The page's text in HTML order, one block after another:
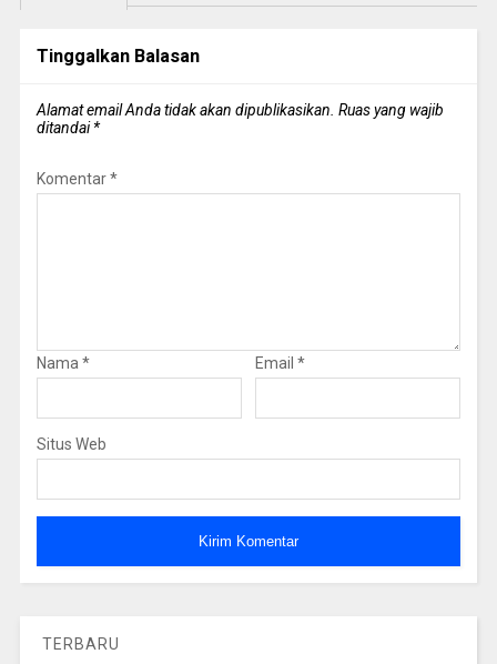
Tinggalkan Balasan
Alamat email Anda tidak akan dipublikasikan. Ruas yang wajib
ditandai*
Komentar*
Nama* Email *
Situs Web
TERBARU